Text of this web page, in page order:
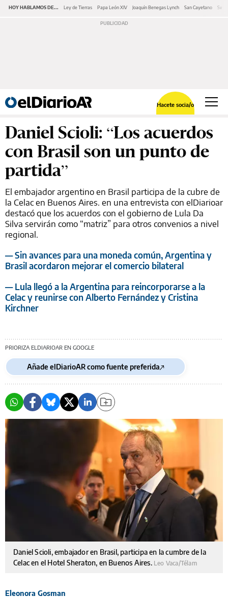
HOY HABLAMOS DE... Ley de Tierras Papa León XIV Joaquín Benegas Lynch San Cayetano
Hacete socia/o
Daniel Scioli: “Los acuerdos
con Brasil son un punto de
partida”
El embajador argentino en Brasil participa de la cubre de
la Celac en Buenos Aires. en una entrevista con elDiarioar
destacó que los acuerdos con el gobierno de Lula Da
Silva servirán como “matriz” para otros convenios a nivel
regional.
— Sin avances para una moneda común, Argentina y
Brasil acordaron mejorar el comercio bilateral
— Lula llegó a la Argentina para reincorporarse a la
Celac y reunirse con Alberto Fernández y Cristina
Kirchner
PRIORIZA ELDIARIOAR EN GOOGLE
Añade elDiarioAR como fuente preferida
Daniel Scioli, embajador en Brasil, participa en la cumbre de la
Celac en el Hotel Sheraton, en Buenos Aires. Leo Vaca/Télam
Eleonora Gosman